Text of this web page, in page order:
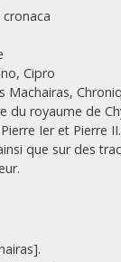
cronaca
Cipro
Machairas,
du royaume de
Ier et Pierre
que sur des